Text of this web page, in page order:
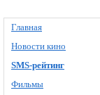
Главная
Новости кино
SMS-рейтинг
Фильмы